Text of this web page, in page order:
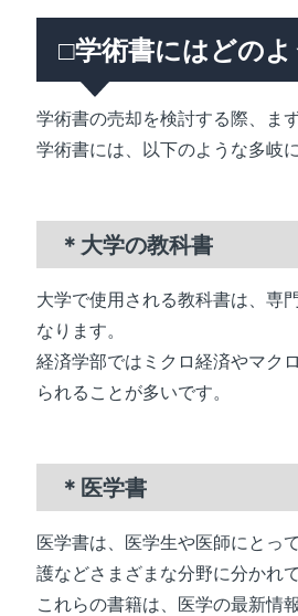
□学術書にはどの
学術書の売却を検討する際、ま
学術書には、以下のような多岐
＊大学の教科書
大学で使用される教科書は、専
なります。
経済学部ではミクロ経済やマク
られることが多いです。
＊医学書
医学書は、医学生や医師にとっ
護などさまざまな分野に分かれ
これらの書籍は、医学の最新情